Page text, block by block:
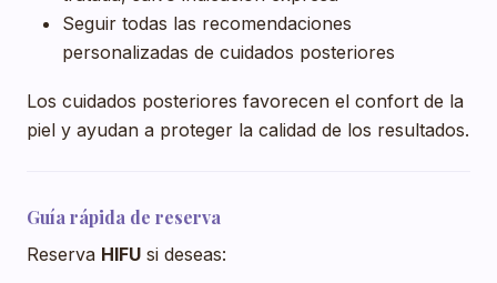
Seguir todas las recomendaciones
personalizadas de cuidados posteriores
Los cuidados posteriores favorecen el confort de la
piel y ayudan a proteger la calidad de los resultados.
Guía rápida de reserva
Reserva HIFU si deseas: